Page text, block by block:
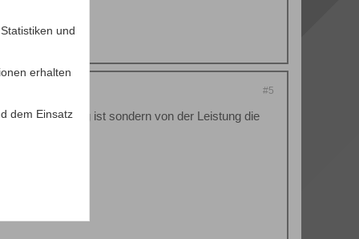
#5
abhängig ist sondern von der Leistung die
und
erhalten
dem Einsatz